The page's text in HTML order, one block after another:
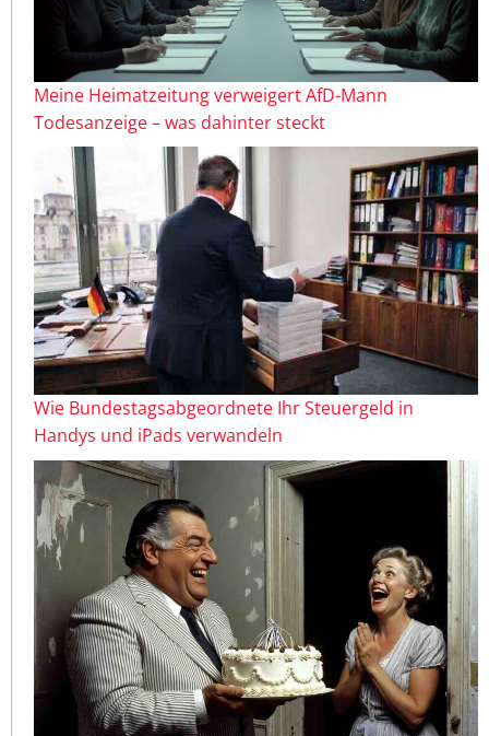
Meine Heimatzeitung verweigert AfD-Mann
Todesanzeige – was dahinter steckt
Wie Bundestagsabgeordnete Ihr Steuergeld in
Handys und iPads verwandeln